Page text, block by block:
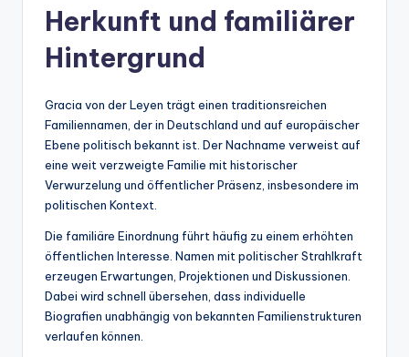
Herkunft und familiärer
Hintergrund
Gracia von der Leyen trägt einen traditionsreichen
Familiennamen, der in Deutschland und auf europäischer
Ebene politisch bekannt ist. Der Nachname verweist auf
eine weit verzweigte Familie mit historischer
Verwurzelung und öffentlicher Präsenz, insbesondere im
politischen Kontext.
Die familiäre Einordnung führt häufig zu einem erhöhten
öffentlichen Interesse. Namen mit politischer Strahlkraft
erzeugen Erwartungen, Projektionen und Diskussionen.
Dabei wird schnell übersehen, dass individuelle
Biografien unabhängig von bekannten Familienstrukturen
verlaufen können.